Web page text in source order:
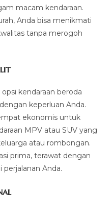
macam kendaraan.
Anda bisa menikmati
tanpa merogoh
kendaraan beroda
keperluan Anda.
ekonomis untuk
MPV atau SUV yang
atau rombongan.
prima, terawat dengan
Anda.